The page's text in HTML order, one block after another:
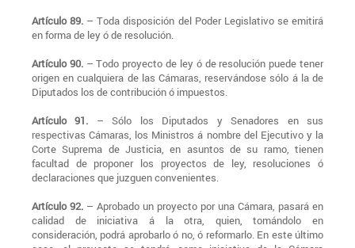
Artículo 89. – Toda disposición del Poder Legislativo se emitirá
en forma de ley ó de resolución.
Artículo 90.– Todo proyecto de ley ó de resolución puede tener
origen en cualquiera de las Cámaras, reservándose sólo á la de
Diputados los de contribución ó impuestos.
Artículo 91. – Sólo los Diputados y Senadores en sus
respectivas Cámaras, los Ministros á nombre del Ejecutivo y la
Corte Suprema de Justicia, en asuntos de su ramo, tienen
facultad de proponer los proyectos de ley, resoluciones ó
declaraciones que juzguen convenientes.
Artículo 92. – Aprobado un proyecto por una Cámara, pasará en
calidad de iniciativa á la otra, quien, tomándolo en
consideración, podrá aprobarlo ó no, ó reformarlo. En este último